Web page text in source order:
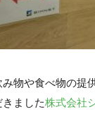
物や食べ物の提
きました株式会社